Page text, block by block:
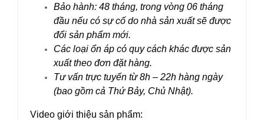
Bảo hành: 48 tháng, trong vòng 06 tháng
đầu nếu có sự cố do nhà sản xuất sẽ được
đổi sản phẩm mới.
Các loại ổn áp có quy cách khác được sản
xuất theo đơn đặt hàng.
Tư vấn trực tuyến từ 8h – 22h hàng ngày
(bao gồm cả Thứ Bảy, Chủ Nhật).
Video giới thiệu sản phẩm: